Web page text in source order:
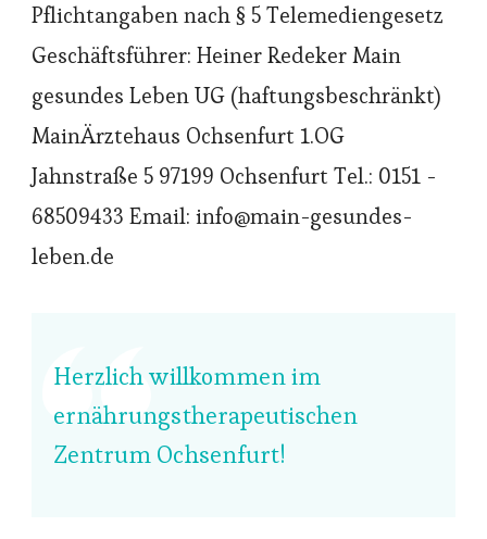
Pflichtangaben nach § 5 Telemediengesetz
Geschäftsführer: Heiner Redeker Main
gesundes Leben UG (haftungsbeschränkt)
MainÄrztehaus Ochsenfurt 1.OG
Jahnstraße 5 97199 Ochsenfurt Tel.: 0151 -
68509433 Email: info@main-gesundes-
leben.de
Herzlich willkommen im
ernährungstherapeutischen
Zentrum Ochsenfurt!